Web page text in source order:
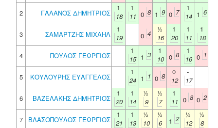
2 ΓΑΛΑΝΟΣ ΔΗΜΗΤΡΙΟΣ
1
18
1
11 0 8 1 9 0 7
1
14 1 6
3 ΣΑΜΑΡΤΖΗΣ ΜΙΧΑΗΛ
1
19
0 4
½
16
1
20
1
11
1
18
4
ΠΟΥΛΟΣ ΓΕΩΡΓΙΟΣ
1
15 1 3
1
10 0 8
1
16 0 1
5 ΚΟΥΛΟΥΡΗΣ ΕΥΑΓΓΕΛΟΣ
1
24 1 1 0 8
0
12
-
17
6
ΒΑΖΕΛΑΚΗΣ ΔΗΜΗΤΡΙΟΣ
1
20
1
14
½
9
½
7
1
11 0 8 0 2
7 ΒΛΑΣΟΠΟΥΛΟΣ ΓΕΩΡΓΙΟΣ
1
21
1
13
½
10
½
6
1 2
½
12
½
8